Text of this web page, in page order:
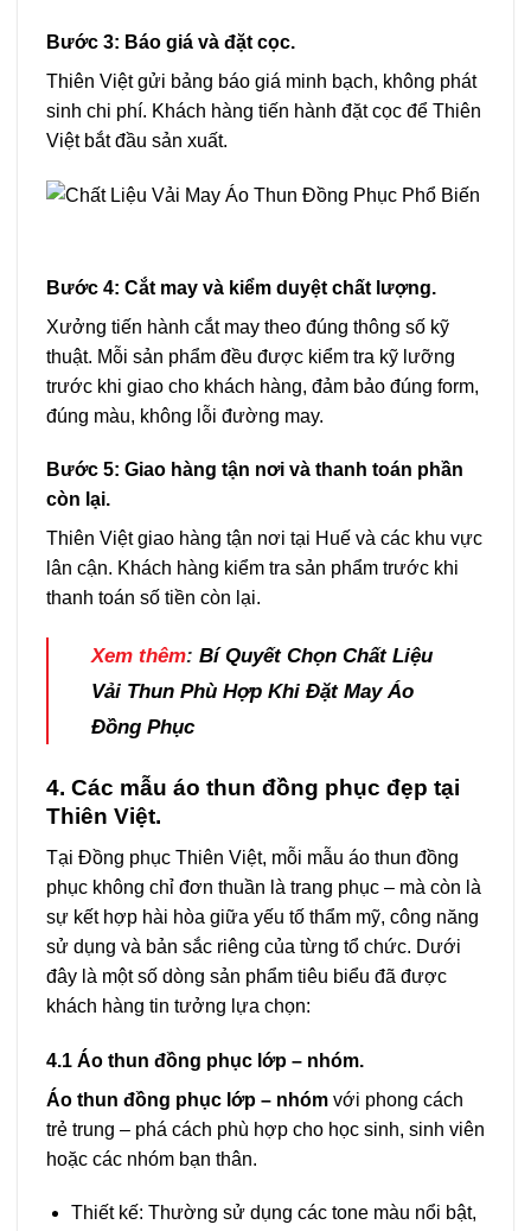
Bước 3: Báo giá và đặt cọc.
Thiên Việt gửi bảng báo giá minh bạch, không phát
sinh chi phí. Khách hàng tiến hành đặt cọc để Thiên
Việt bắt đầu sản xuất.
Bước 4: Cắt may và kiểm duyệt chất lượng.
Xưởng tiến hành cắt may theo đúng thông số kỹ
thuật. Mỗi sản phẩm đều được kiểm tra kỹ lưỡng
trước khi giao cho khách hàng, đảm bảo đúng form,
đúng màu, không lỗi đường may.
Bước 5: Giao hàng tận nơi và thanh toán phần
còn lại.
Thiên Việt giao hàng tận nơi tại Huế và các khu vực
lân cận. Khách hàng kiểm tra sản phẩm trước khi
thanh toán số tiền còn lại.
Xem thêm: Bí Quyết Chọn Chất Liệu
Vải Thun Phù Hợp Khi Đặt May Áo
Đồng Phục
4. Các mẫu áo thun đồng phục đẹp tại
Thiên Việt.
Tại Đồng phục Thiên Việt, mỗi mẫu áo thun đồng
phục không chỉ đơn thuần là trang phục – mà còn là
sự kết hợp hài hòa giữa yếu tố thẩm mỹ, công năng
sử dụng và bản sắc riêng của từng tổ chức. Dưới
đây là một số dòng sản phẩm tiêu biểu đã được
khách hàng tin tưởng lựa chọn:
4.1 Áo thun đồng phục lớp – nhóm.
Áo thun đồng phục lớp – nhóm với phong cách
trẻ trung – phá cách phù hợp cho học sinh, sinh viên
hoặc các nhóm bạn thân.
Thiết kế: Thường sử dụng các tone màu nổi bật,